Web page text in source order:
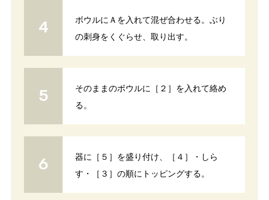
ボウルにＡを入れて混ぜ合わせる。ぶり
の刺身をくぐらせ、取り出す。
そのままのボウルに［２］を入れて絡め
る。
器に［５］を盛り付け、［４］・しら
す・［３］の順にトッピングする。